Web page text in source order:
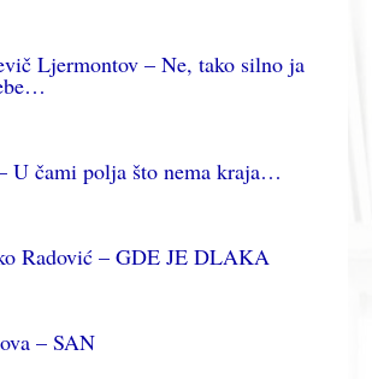
Ljermontov – Ne, tako silno ja
U čami polja što nema kraja…
Radović – GDE JE DLAKA
– SAN